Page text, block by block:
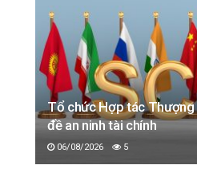
Tổ chức Hợp tác Thượng
đề an ninh tài chính
06/08/2026 5